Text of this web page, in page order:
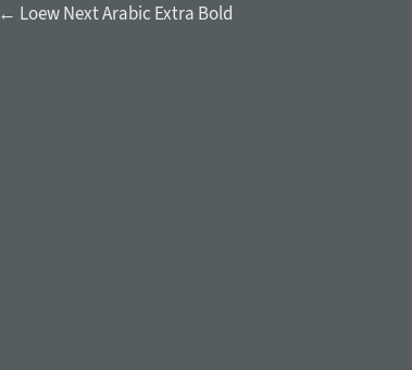
← Loew Next Arabic Extra Bold